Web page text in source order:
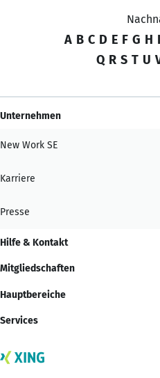
A B C D E F G H I
Q R S T U
Unternehmen
New Work SE
Karriere
Presse
Hilfe & Kontakt
Mitgliedschaften
Hauptbereiche
Services